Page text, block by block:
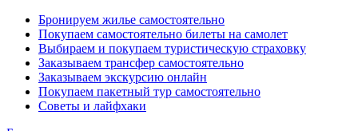
Бронируем жилье самостоятельно
Покупаем самостоятельно билеты на самолет
Выбираем и покупаем туристическую страховку
Заказываем трансфер самостоятельно
Заказываем экскурсию онлайн
Покупаем пакетный тур самостоятельно
Советы и лайфхаки